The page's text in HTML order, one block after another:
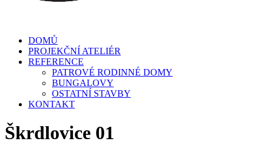
DOMŮ
PROJEKČNÍ ATELIÉR
REFERENCE
PATROVÉ RODINNÉ DOMY
BUNGALOVY
OSTATNÍ STAVBY
KONTAKT
Škrdlovice 01